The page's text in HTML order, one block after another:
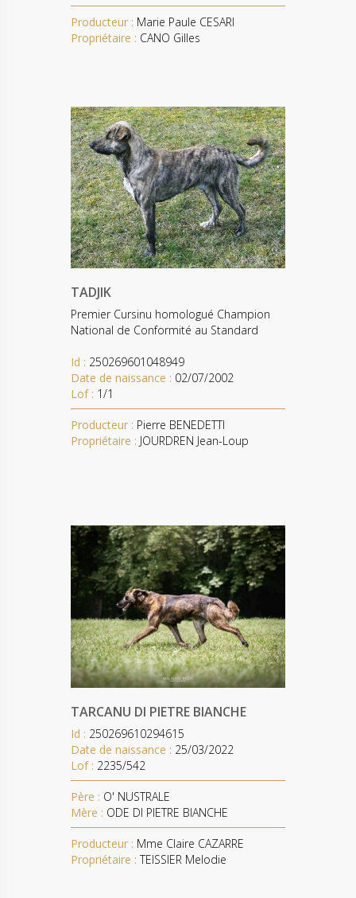
Producteur : Marie Paule CESARI
Propriétaire : CANO Gilles
TADJIK
Premier Cursinu homologué Champion
National de Conformité au Standard
Id : 250269601048949
Date de naissance : 02/07/2002
Lof : 1/1
Producteur : Pierre BENEDETTI
Propriétaire : JOURDREN Jean-Loup
TARCANU DI PIETRE BIANCHE
Id : 250269610294615
Date de naissance : 25/03/2022
Lof : 2235/542
Père : O' NUSTRALE
Mère : ODE DI PIETRE BIANCHE
Producteur : Mme Claire CAZARRE
Propriétaire : TEISSIER Melodie